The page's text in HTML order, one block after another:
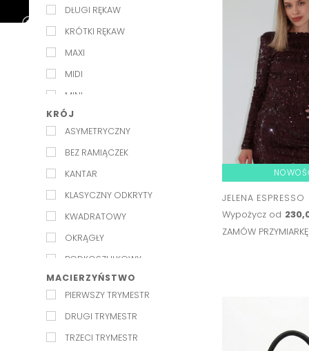
DŁUGI RĘKAW
KRÓTKI RĘKAW
MAXI
MIDI
MINI
NA RAMIĄCZKACH
RĘKAW 3/4
KRÓJ
ASYMETRYCZNY
BEZ RAMIĄCZEK
KANTAR
KLASYCZNY ODKRYTY
KWADRATOWY
OKRĄGŁY
PODKOSZULKOWY
SERDUSZKO
W SZPIC
W ŁÓDKĘ
WODA
MACIERZYŃSTWO
PIERWSZY TRYMESTR
DRUGI TRYMESTR
TRZECI TRYMESTR
JELENA ESPRESSO
Wypożycz od
ZAMÓW PRZYMIARKĘ